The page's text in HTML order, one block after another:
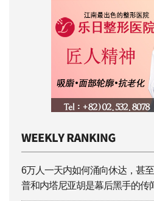
6万人一天内如何涌向休达，甚
普和内塔尼亚胡是幕后黑手的传